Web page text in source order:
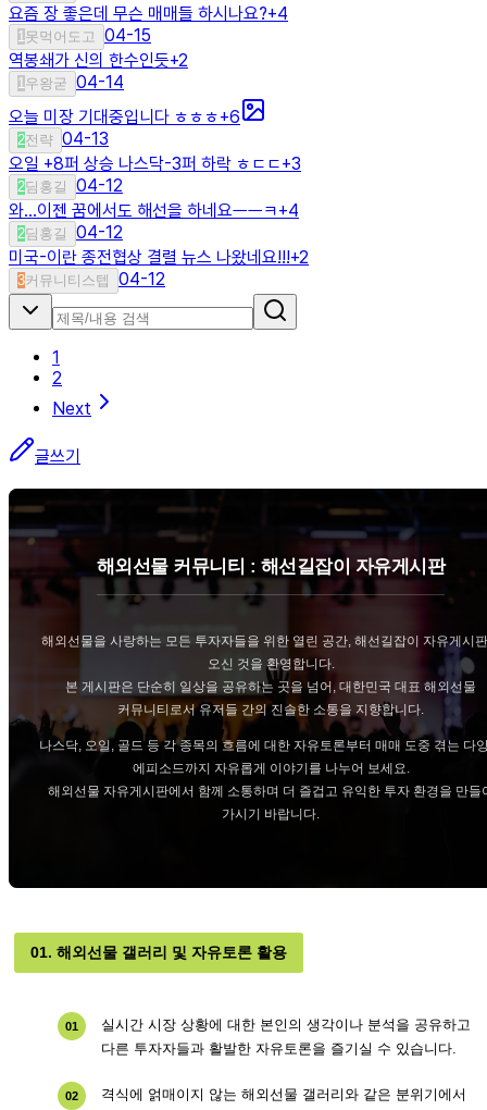
요즘 장 좋은데 무슨 매매들 하시나요?+4
1못먹어도고 04-15
역봉쇄가 신의 한수인듯+2
1우왕굳 04-14
오늘 미장 기대중입니다 ㅎㅎㅎ+6
2전략 04-13
오일 +8퍼 상승 나스닥-3퍼 하락 ㅎㄷㄷ+3
2딤홍길
04-12
와...이젠 꿈에서도 해선을 하네요ㅡㅡㅋ+4
2딤홍길
04-12
미국-이란 종전협상 결렬 뉴스 나왔네요!!!+2
3커뮤니티스텝 04-12
1
2
Next
글쓰기
해외선물 커뮤니티 : 해선길잡이 자유게시판
해외선물을 사랑하는 모든 투자자들을 위한 열린 공간, 해선길잡이 자유게시
오신 것을 환영합니다.
본 게시판은 단순히 일상을 공유하는 곳을 넘어, 대한민국 대표 해외선물
커뮤니티로서 유저들 간의 진솔한 소통을 지향합니다.
나스닥, 오일, 골드 등 각 종목의 흐름에 대한 자유토론부터 매매 도중 겪는 다
에피소드까지 자유롭게 이야기를 나누어 보세요.
해외선물 자유게시판에서 함께 소통하며 더 즐겁고 유익한 투자 환경을 만들
가시기 바랍니다.
01. 해외선물 갤러리 및 자유토론 활용
01
실시간 시장 상황에 대한 본인의 생각이나 분석을 공유하고
다른 투자자들과 활발한 자유토론을 즐기실 수 있습니다.
02
격식에 얽매이지 않는 해외선물 갤러리와 같은 분위기에서